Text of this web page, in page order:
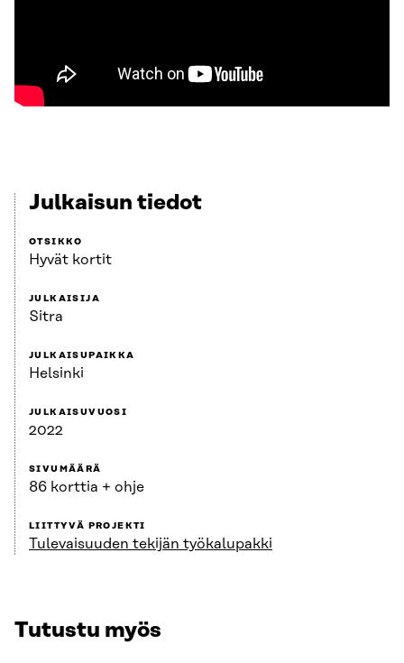
Julkaisun tiedot
OTSIKKO
Hyvät kortit
JULKAISIJA
Sitra
JULKAISUPAIKKA
Helsinki
JULKAISUVUOSI
2022
SIVUMÄÄRÄ
86 korttia + ohje
LIITTYVÄ PROJEKTI
Tulevaisuuden tekijän työkalupakki
Tutustu myös